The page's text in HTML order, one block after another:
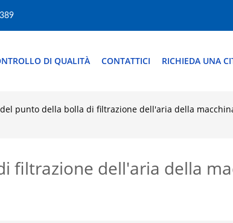
DI QUALITÀ CONTATTICI RICHIEDA UNA
punto della bolla di filtrazione dell'aria della
filtrazione dell'aria della